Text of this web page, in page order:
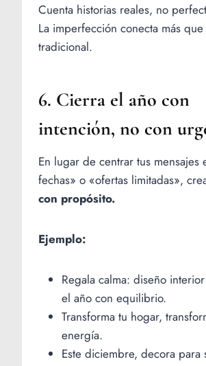
Cuenta historias reales, no
La imperfección conecta más
tradicional.
6. Cierra el año con
intención, no con
En lugar de centrar tus mensajes
fechas» o «ofertas limitadas»,
con propósito.
Ejemplo:
Regala calma: diseño
el año con equilibrio.
Transforma tu hogar,
energía.
Este diciembre, decora para